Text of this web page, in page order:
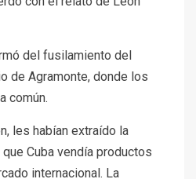
del fusilamiento del
de Agramonte, donde los
común.
les habían extraído la
Cuba vendía productos
internacional. La